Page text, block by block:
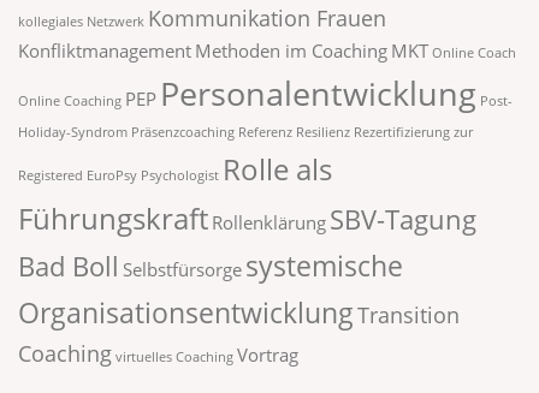
kollegiales Netzwerk Kommunikation Frauen
Konfliktmanagement Methoden im Coaching MKT Online Coach
Online Coaching PEP Personalentwicklung Post-
Holiday-Syndrom Präsenzcoaching Referenz Resilienz Rezertifizierung zur
Registered EuroPsy Psychologist Rolle als
Führungskraft Rollenklärung SBV-Tagung
Bad Boll Selbstfürsorge systemische
OrganisationsentwicklungTransition
Coaching virtuelles Coaching Vortrag